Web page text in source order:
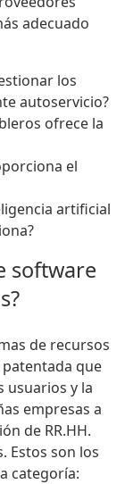
adecuado
los
autoservicio?
ofrece la
el
artificial
software
de recursos
que
usuarios y la
empresas a
de RR.HH.
Estos son los
categoría: